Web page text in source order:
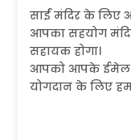
साईं मंदिर के लिए
आपका सहयोग
सहायक होगा।
आपको आपके ईमेल
योगदान के लिए